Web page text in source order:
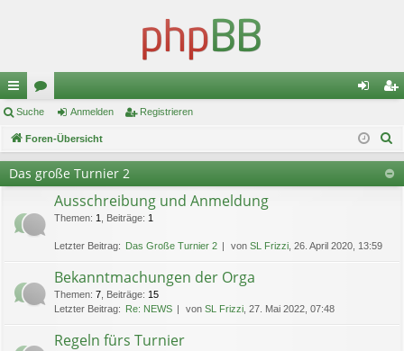
ch
ne
llz
riff
or
en m ist
rie
Suche Anmelden Registrieren
Foren-Übersicht
Das große Turnier 2
Ausschreibung und Anmeldung
Themen: 1 Beiträge: 1
Letzter Beitrag: Das Große Turnier 2 von SL Frizzi , 26. April 2020, 13:59
Bekanntmachungen der Orga
Themen: 7 Beiträge: 15
Letzter Beitrag: Re: NEWS von SL Frizzi , 27. Mai 2022, 07:48
Regeln fürs Turnier